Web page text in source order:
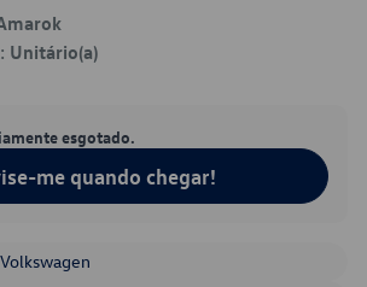
Unitário(a)
esgotado.
me quando chegar!